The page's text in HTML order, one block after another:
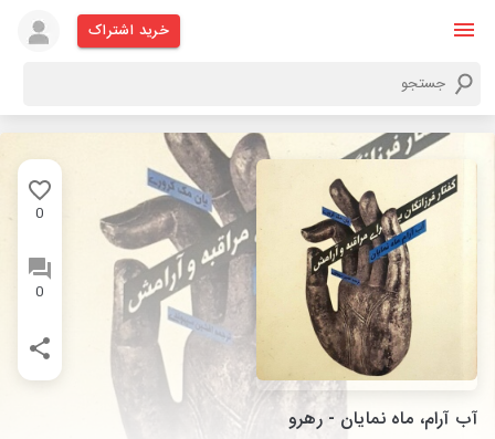
خرید اشتراک
0
0
آب آرام، ماه نمایان - رهرو